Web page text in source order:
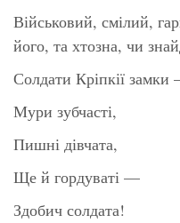
Військовий, смілий,
його, та хтозна, чи
Солдати Кріпкії
Мури зубчасті,
Пишні дівчата,
Ще й гордуваті —
Здобич солдата!